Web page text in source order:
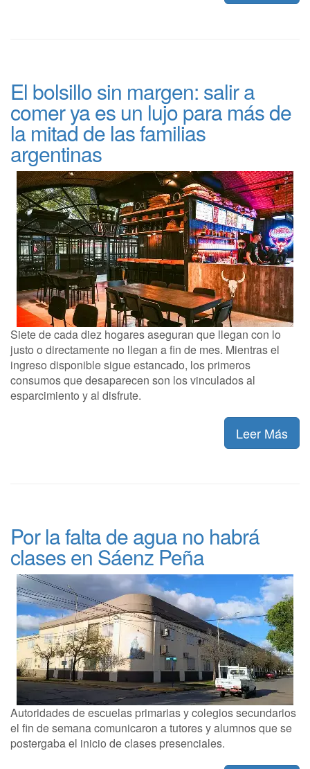
El bolsillo sin margen: salir a
comer ya es un lujo para más de
la mitad de las familias
argentinas
Siete de cada diez hogares aseguran que llegan con lo
justo o directamente no llegan a fin de mes. Mientras el
ingreso disponible sigue estancado, los primeros
consumos que desaparecen son los vinculados al
esparcimiento y al disfrute.
Leer Más
Por la falta de agua no habrá
clases en Sáenz Peña
Autoridades de escuelas primarias y colegios secundarios
el fin de semana comunicaron a tutores y alumnos que se
postergaba el inicio de clases presenciales.